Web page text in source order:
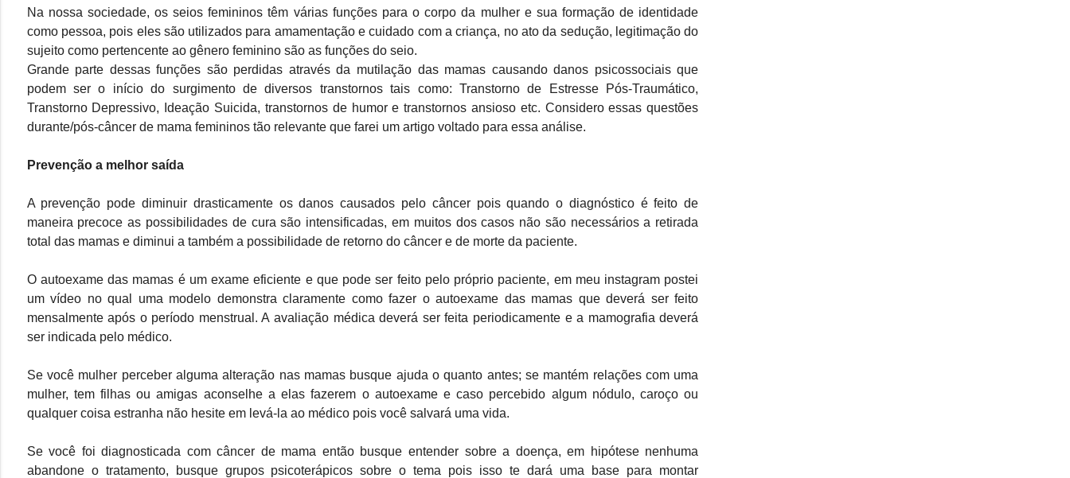
Na nossa sociedade, os seios femininos têm várias funções para o corpo da mulher e sua formação de identidade
como pessoa, pois eles são utilizados para amamentação e cuidado com a criança, no ato da sedução, legitimação do
sujeito como pertencente ao gênero feminino são as funções do seio.
Grande parte dessas funções são perdidas através da mutilação das mamas causando danos psicossociais que
podem ser o início do surgimento de diversos transtornos tais como: Transtorno de Estresse Pós-Traumático,
Transtorno Depressivo, Ideação Suicida, transtornos de humor e transtornos ansioso etc. Considero essas questões
durante/pós-câncer de mama femininos tão relevante que farei um artigo voltado para essa análise.
Prevenção a melhor saída
A prevenção pode diminuir drasticamente os danos causados pelo câncer pois quando o diagnóstico é feito de
maneira precoce as possibilidades de cura são intensificadas, em muitos dos casos não são necessários a retirada
total das mamas e diminui a também a possibilidade de retorno do câncer e de morte da paciente.
O autoexame das mamas é um exame eficiente e que pode ser feito pelo próprio paciente, em meu instagram postei
um vídeo no qual uma modelo demonstra claramente como fazer o autoexame das mamas que deverá ser feito
mensalmente após o período menstrual. A avaliação médica deverá ser feita periodicamente e a mamografia deverá
ser indicada pelo médico.
Se você mulher perceber alguma alteração nas mamas busque ajuda o quanto antes; se mantém relações com uma
mulher, tem filhas ou amigas aconselhe a elas fazerem o autoexame e caso percebido algum nódulo, caroço ou
qualquer coisa estranha não hesite em levá-la ao médico pois você salvará uma vida.
Se você foi diagnosticada com câncer de mama então busque entender sobre a doença, em hipótese nenhuma
abandone o tratamento, busque grupos psicoterápicos sobre o tema pois isso te dará uma base para montar